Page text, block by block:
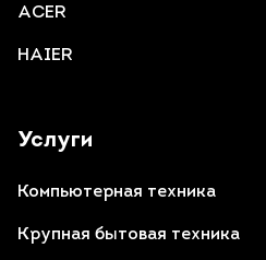
Услуги
Компьютерная техника
Крупная бытовая техника
ACER
HAIER